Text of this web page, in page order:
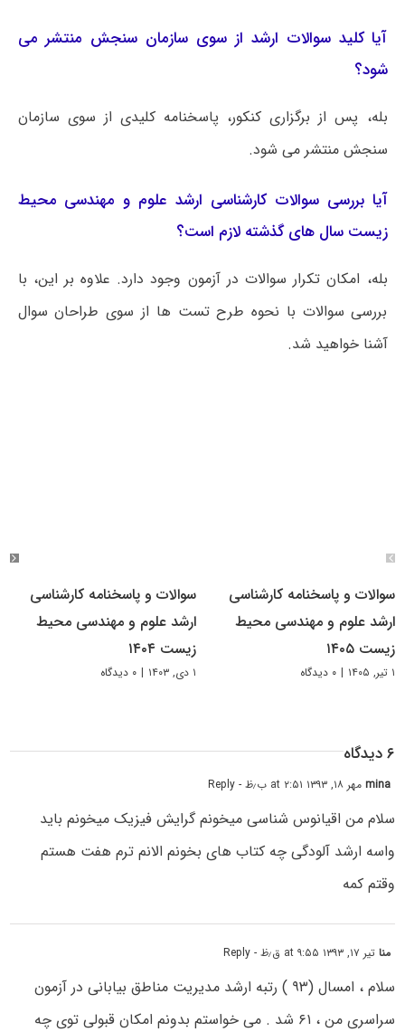
آیا کلید سوالات ارشد از سوی سازمان سنجش منتشر می
شود؟
بله، پس از برگزاری کنکور، پاسخنامه کلیدی از سوی سازمان
سنجش منتشر می شود.
آیا بررسی سوالات کارشناسی ارشد علوم و مهندسی محیط
زیست سال های گذشته لازم است؟
بله، امکان تکرار سوالات در آزمون وجود دارد. علاوه بر این، با
بررسی سوالات با نحوه طرح تست ها از سوی طراحان سوال
آشنا خواهید شد.
سوالات و پاسخنامه کارشناسی
ارشد علوم و مهندسی محیط
زیست ۱۴۰۵
۱ تیر, ۱۴۰۵ | ۰ دیدگاه
سوالات و پاسخنامه کارشناسی
ارشد علوم و مهندسی محیط
زیست ۱۴۰۴
۱ دی, ۱۴۰۳ | ۰ دیدگاه
۶ دیدگاه
minaمهر ۱۸, ۱۳۹۳ at ۲:۵۱ ب٫ظ - Reply
سلام من اقیانوس شناسی میخونم گرایش فیزیک میخونم باید
واسه ارشد آلودگی چه کتاب های بخونم الانم ترم هفت هستم
وقتم کمه
مناتیر ۱۷, ۱۳۹۳ at ۹:۵۵ ق٫ظ - Reply
سلام ، امسال (۹۳ ) رتبه ارشد مدیریت مناطق بیابانی در آزمون
سراسری من ، ۶۱ شد . می خواستم بدونم امکان قبولی توی چه